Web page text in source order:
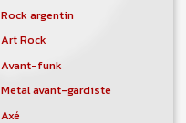
Rock argentin
Art Rock
Avant-funk
Metal avant-gardiste
Axé